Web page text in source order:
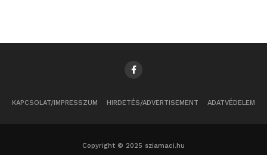
KAPCSOLAT/IMPRESSZUM HIRDETÉS/ADVERTISEMENT ADATVÉDELEM
Copyright © 2025 sziamaci.hu